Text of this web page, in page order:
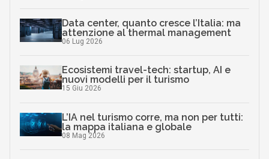
Data center, quanto cresce l’Italia: ma
attenzione al thermal management
06 Lug 2026
Ecosistemi travel-tech: startup, AI e
nuovi modelli per il turismo
15 Giu 2026
L’IA nel turismo corre, ma non per tutti:
la mappa italiana e globale
08 Mag 2026